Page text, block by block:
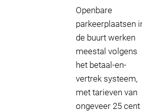
Openbare
parkeerplaatsen
de buurt werken
meestal volgens
het betaal-en-
vertrek systeem,
met tarieven van
ongeveer 25 cent